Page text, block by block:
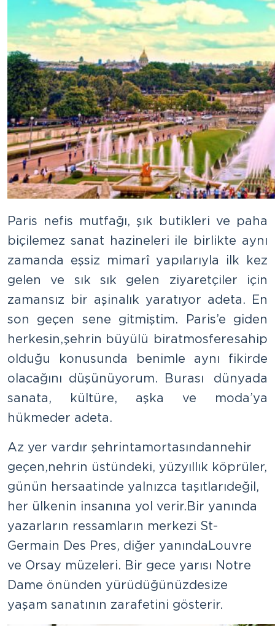
Paris nefis mutfağı, şık butikleri ve paha
biçilemez sanat hazineleri ile birlikte aynı
zamanda eşsiz mimarî yapılarıyla ilk kez
gelen ve sık sık gelen ziyaretçiler için
zamansız bir aşinalık yaratıyor adeta. En
son geçen sene gitmiştim. Paris’e giden
herkesin, şehrin büyülü bir atmosfere sahip
olduğu konusunda benimle aynı fikirde
olacağını düşünüyorum. Burası dünyada
sanata, kültüre, aşka ve moda’ya
hükmeder adeta.
Az yer vardır şehrin tam ortasından nehir
geçen,nehrin üstünde ki, yüzyıllık köprüler,
günün her saatinde yalnızca taşıtları değil,
her ülkenin insanına yol verir. Bir yanında
yazarların ressamların merkezi St-
Germain Des Pres, diğer yanında Louvre
ve Orsay müzeleri. Bir gece yarısı Notre
Dame önünden yürüdüğünüzde size
yaşam sanatının zarafetini gösterir.